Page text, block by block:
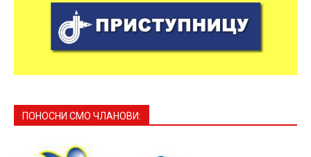
ПОНОСНИ СМО ЧЛАНОВИ: